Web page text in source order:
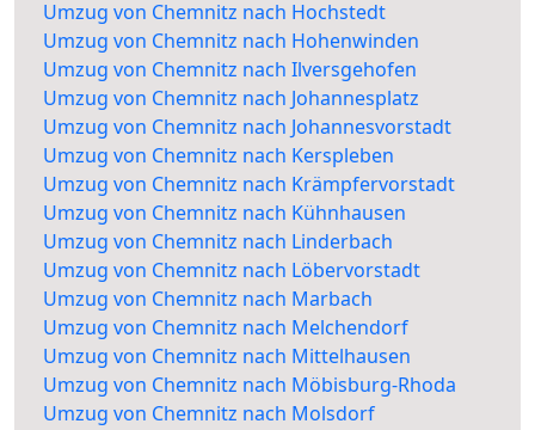
Umzug von Chemnitz nach Hochstedt
Umzug von Chemnitz nach Hohenwinden
Umzug von Chemnitz nach Ilversgehofen
Umzug von Chemnitz nach Johannesplatz
Umzug von Chemnitz nach Johannesvorstadt
Umzug von Chemnitz nach Kerspleben
Umzug von Chemnitz nach Krämpfervorstadt
Umzug von Chemnitz nach Kühnhausen
Umzug von Chemnitz nach Linderbach
Umzug von Chemnitz nach Löbervorstadt
Umzug von Chemnitz nach Marbach
Umzug von Chemnitz nach Melchendorf
Umzug von Chemnitz nach Mittelhausen
Umzug von Chemnitz nach Möbisburg-Rhoda
Umzug von Chemnitz nach Molsdorf